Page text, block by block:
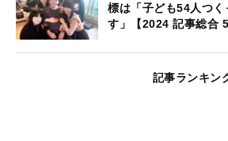
標は「子ども54人つく
す」【2024 記事総合 5
記事ランキン